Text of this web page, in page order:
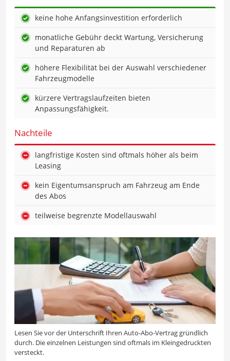
keine hohe Anfangsinvestition erforderlich
monatliche Gebühr deckt Wartung, Versicherung
und Reparaturen ab
höhere Flexibilität bei der Auswahl verschiedener
Fahrzeugmodelle
kürzere Vertragslaufzeiten bieten
Anpassungsfähigkeit.
Nachteile
langfristige Kosten sind oftmals höher als beim
Leasing
kein Eigentumsanspruch am Fahrzeug am Ende
des Abos
teilweise begrenzte Modellauswahl
Lesen Sie vor der Unterschrift Ihren Auto-Abo-Vertrag gründlich
durch. Die einzelnen Leistungen sind oftmals im Kleingedruckten
versteckt.